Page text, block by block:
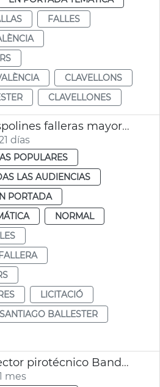
FALLES
CLAVELLONS
CLAVELLONES
Adjudicación espolines falleras mayores València 2027 y 2028
días
POPULARES
LAS AUDIENCIAS
PORTADA
NORMAL
LICITACIÓ
SANTIAGO BALLESTER
Inicio diálogo sector pirotécnico Bando Faller
mes